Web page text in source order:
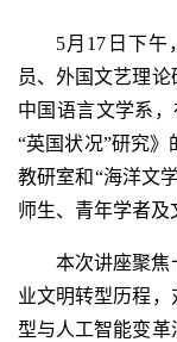
5月17日下
员、外国文艺理
中国语言文学系
“英国状况”研究
教研室和“海洋文
师生、青年学者及
本次讲座聚焦
业文明转型历程
型与人工智能变